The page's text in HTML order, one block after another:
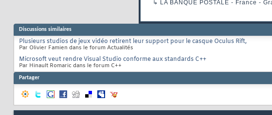
↳ LA BANQUE POSTALE - France -
Discussions similaires
Plusieurs studios de jeux vidéo retirent leur support pour le casque Oculus Rift,
Par Olivier Famien dans le forum Actualités
Microsoft veut rendre Visual Studio conforme aux standards C++
Par Hinault Romaric dans le forum C++
Partager